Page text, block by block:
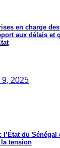
en charge des
aux délais et
9, 2025
l’État du
tension